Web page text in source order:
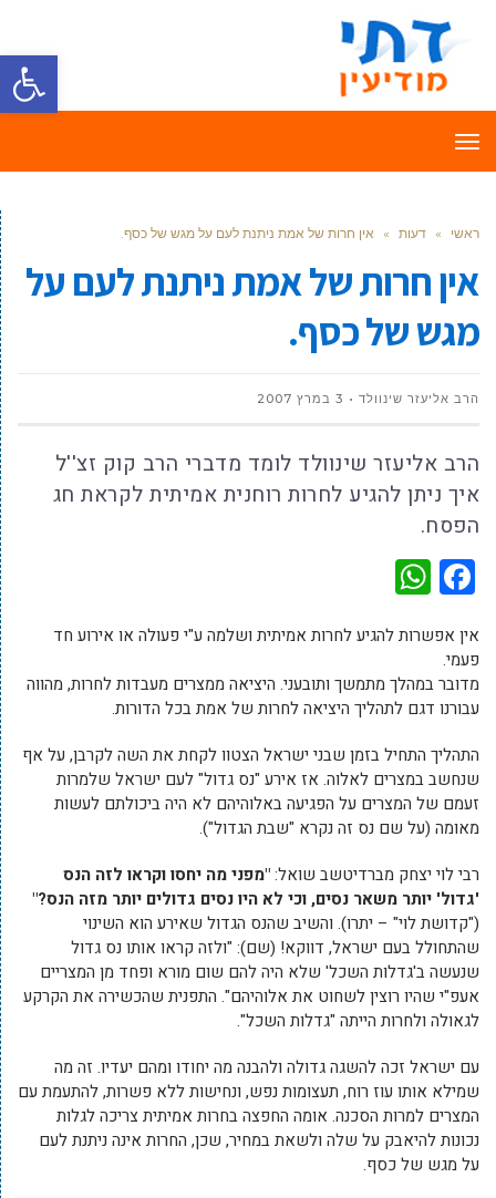
פתח
תפריט
ראשי » דעות » אין חרות של אמת ניתנת לעם על מגש של כסף.
אין חרות של אמת ניתנת לעם על
מגש של כסף.
הרב אליעזר שינוולד 3 במרץ 2007
הרב אליעזר שינוולד לומד מדברי הרב קוק זצ''ל
איך ניתן להגיע לחרות רוחנית אמיתית לקראת חג
הפסח.
Facebook
אין אפשרות להגיע לחרות אמיתית ושלמה ע"י פעולה או אירוע חד
פעמי.
מדובר במהלך מתמשך ותובעני. היציאה ממצרים מעבדות לחרות, מהווה
עבורנו דגם לתהליך היציאה לחרות של אמת בכל הדורות.
התהליך התחיל בזמן שבני ישראל הצטוו לקחת את השה לקרבן, על אף
שנחשב במצרים לאלוה. אז אירע "נס גדול" לעם ישראל שלמרות
זעמם של המצרים על הפגיעה באלוהיהם לא היה ביכולתם לעשות
מאומה (על שם נס זה נקרא "שבת הגדול").
רבי לוי יצחק מברדיטשב שואל:"מפני מה יחסו וקראו לזה הנס
'גדול' יותר משאר נסים, וכי לא היו נסים גדולים יותר מזה הנס?"
("קדושת לוי" – יתרו). והשיב שהנס הגדול שאירע הוא השינוי
שהתחולל בעם ישראל, דווקא! (שם): "ולזה קראו אותו נס גדול
שנעשה ב'גדלות השכל' שלא היה להם שום מורא ופחד מן המצריים
אעפ"י שהיו רוצין לשחוט את אלוהיהם". התפנית שהכשירה את הקרקע
לגאולה ולחרות הייתה "גדלות השכל".
עם ישראל זכה להשגה גדולה ולהבנה מה יחודו ומהם יעדיו. זה מה
שמילא אותו עוז רוח, תעצומות נפש, ונחישות ללא פשרות, להתעמת עם
המצרים למרות הסכנה. אומה החפצה בחרות אמיתית צריכה לגלות
נכונות להיאבק על שלה ולשאת במחיר, שכן, החרות אינה ניתנת לעם
על מגש של כסף.